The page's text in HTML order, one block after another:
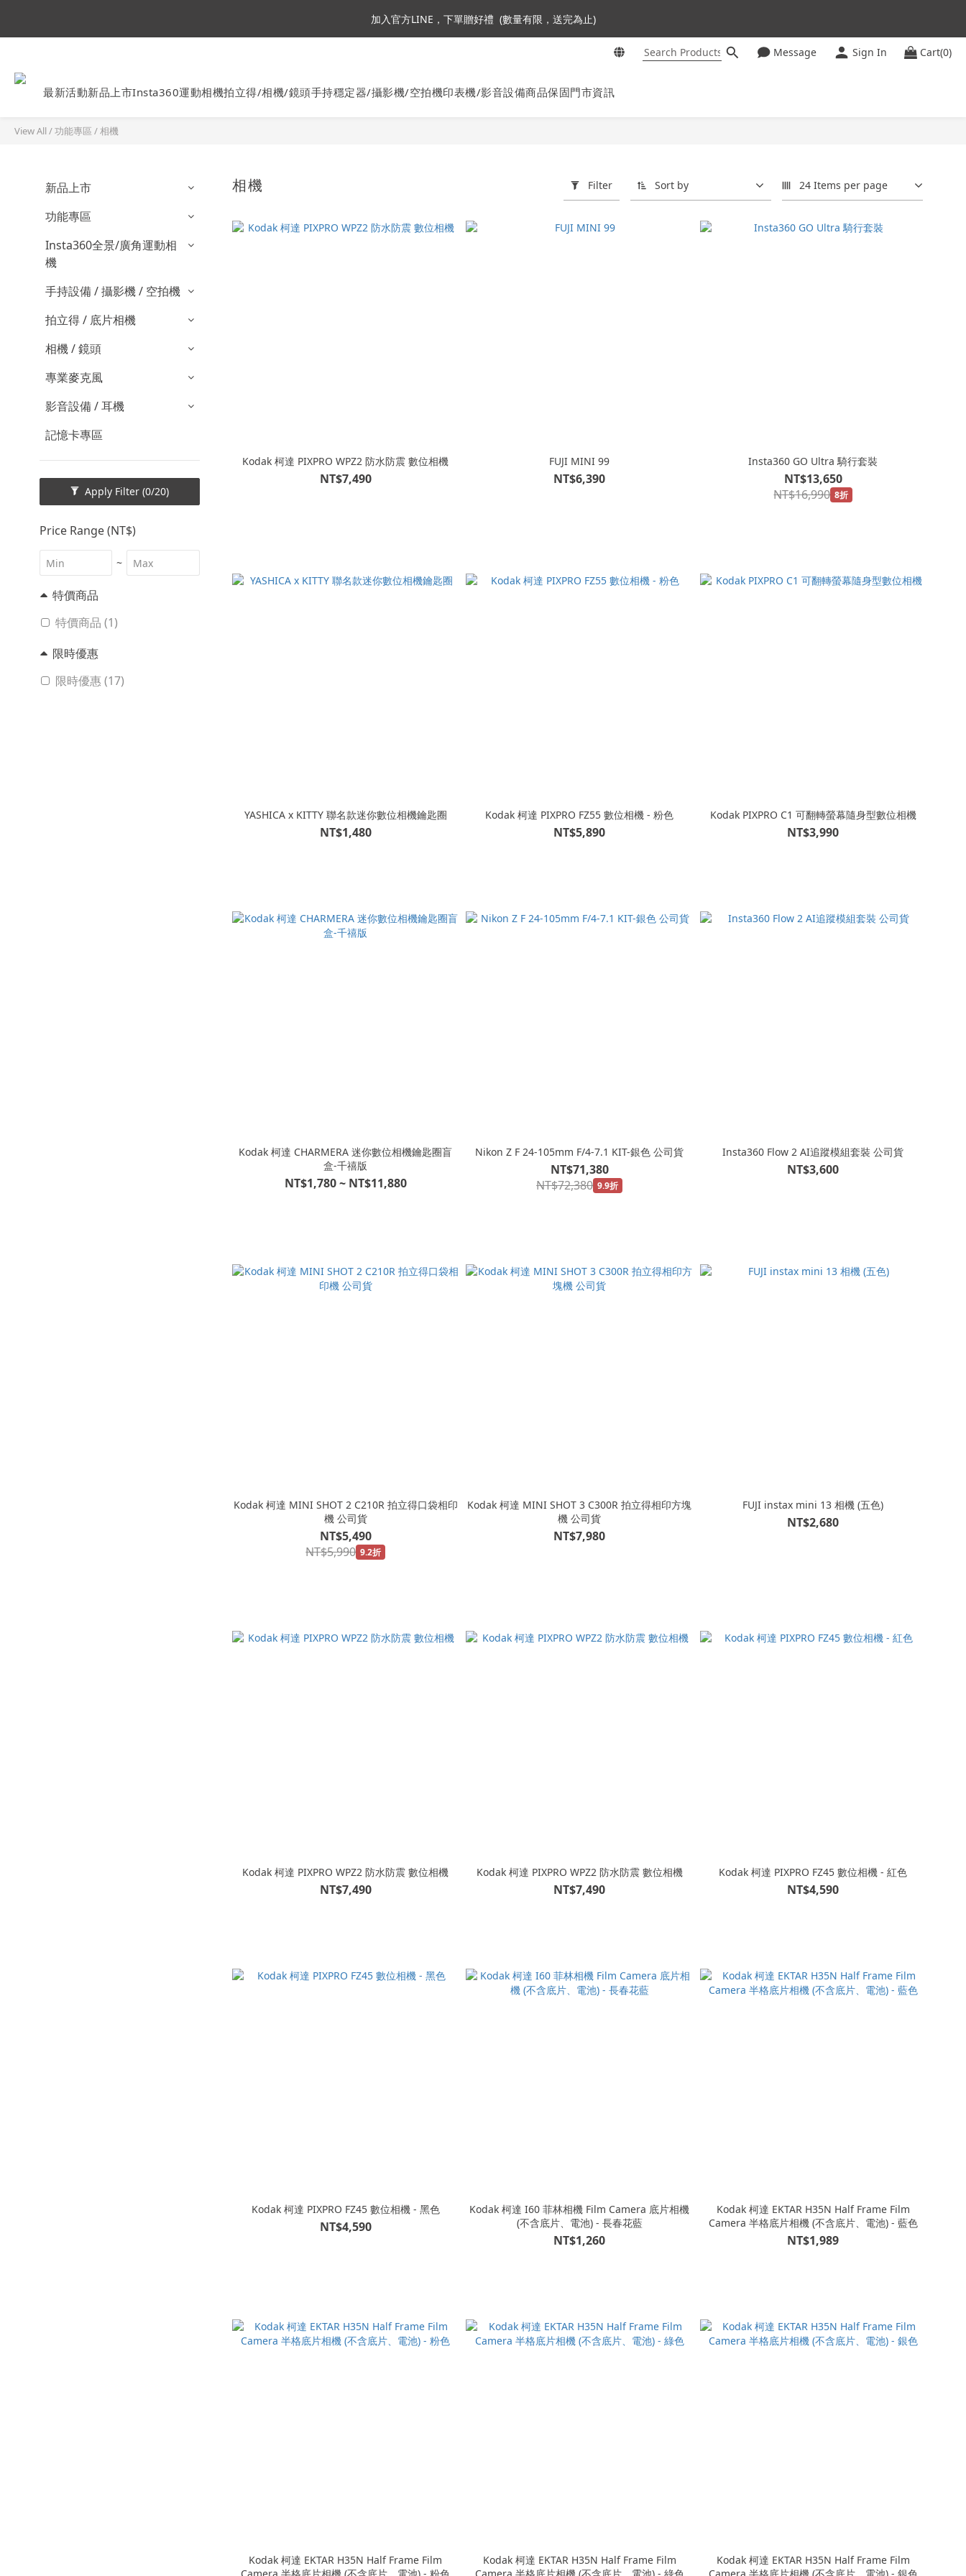
加入會員即贈NT$250購物金
加入官方LINE，下單贈好禮  (數量有限，送完為止)
2
1
4
3
0
3
2
8
7
4
3
6
5
2
1
9
8
5
4
3
0
6
5
3
2
Enter
加入會員即贈NT$250購物金
Message Sign In Cart(0)
最新活動新品上市Insta360運動相機拍立得/相機/鏡頭手持穩定器/攝影機/空拍機印表機/影音設備商品保固門市資訊
View All/功能專區 /相機
新品上市
功能專區
Insta360全景/廣角運動相
機
手持設備 / 攝影機 / 空拍機
拍立得 / 底片相機
相機 / 鏡頭
專業麥克風
影音設備 / 耳機
記憶卡專區
Apply Filter (0/20)
Price Range (NT$)
~
特價商品
特價商品 (1)
限時優惠
限時優惠 (17)
相機 Filter Sort by 24 Items per page
Kodak 柯達 PIXPRO WPZ2 防水防震 數位相機
NT$7,490
FUJI MINI 99
NT$6,390
Insta360 GO Ultra 騎行套裝
NT$13,650
NT$16,990 8折
YASHICA x KITTY 聯名款迷你數位相機鑰匙圈
NT$1,480
Kodak 柯達 PIXPRO FZ55 數位相機 - 粉色
NT$5,890
Kodak PIXPRO C1 可翻轉螢幕隨身型數位相機
NT$3,990
Kodak 柯達 CHARMERA 迷你數位相機鑰匙圈盲
盒-千禧版
NT$1,780 ~ NT$11,880
Nikon Z F 24-105mm F/4-7.1 KIT-銀色 公司貨
NT$71,380
NT$72,380 9.9折
Insta360 Flow 2 AI追蹤模組套裝 公司貨
NT$3,600
Kodak 柯達 MINI SHOT 2 C210R 拍立得口袋相印
機 公司貨
NT$5,490
NT$5,990 9.2折
Kodak 柯達 MINI SHOT 3 C300R 拍立得相印方塊
機 公司貨
NT$7,980
FUJI instax mini 13 相機 (五色)
NT$2,680
Kodak 柯達 PIXPRO WPZ2 防水防震 數位相機
NT$7,490
Kodak 柯達 PIXPRO WPZ2 防水防震 數位相機
NT$7,490
Kodak 柯達 PIXPRO FZ45 數位相機 - 紅色
NT$4,590
Kodak 柯達 PIXPRO FZ45 數位相機 - 黑色
NT$4,590
Kodak 柯達 I60 菲林相機 Film Camera 底片相機
(不含底片、電池) - 長春花藍
NT$1,260
Kodak 柯達 EKTAR H35N Half Frame Film
Camera 半格底片相機 (不含底片、電池) - 藍色
NT$1,989
Kodak 柯達 EKTAR H35N Half Frame Film
Kodak 柯達 EKTAR H35N Half Frame Film
Kodak 柯達 EKTAR H35N Half Frame Film